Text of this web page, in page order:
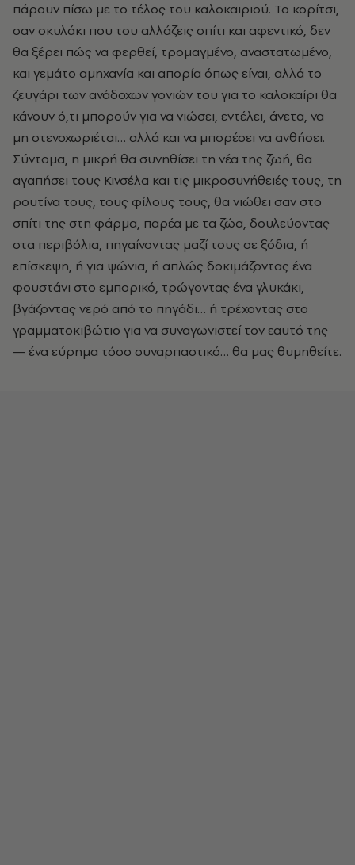
πάρουν πίσω με το τέλος του καλοκαιριού. Το κορίτσι,
σαν σκυλάκι που του αλλάζεις σπίτι και αφεντικό, δεν
θα ξέρει πώς να φερθεί, τρομαγμένο, αναστατωμένο,
και γεμάτο αμηχανία και απορία όπως είναι, αλλά το
ζευγάρι των ανάδοχων γονιών του για το καλοκαίρι θα
κάνουν ό,τι μπορούν για να νιώσει, εντέλει, άνετα, να
μη στενοχωριέται… αλλά και να μπορέσει να ανθήσει.
Σύντομα, η μικρή θα συνηθίσει τη νέα της ζωή, θα
αγαπήσει τους Κινσέλα και τις μικροσυνήθειές τους, τη
ρουτίνα τους, τους φίλους τους, θα νιώθει σαν στο
σπίτι της στη φάρμα, παρέα με τα ζώα, δουλεύοντας
στα περιβόλια, πηγαίνοντας μαζί τους σε ξόδια, ή
επίσκεψη, ή για ψώνια, ή απλώς δοκιμάζοντας ένα
φουστάνι στο εμπορικό, τρώγοντας ένα γλυκάκι,
βγάζοντας νερό από το πηγάδι… ή τρέχοντας στο
γραμματοκιβώτιο για να συναγωνιστεί τον εαυτό της
— ένα εύρημα τόσο συναρπαστικό… θα μας θυμηθείτε.